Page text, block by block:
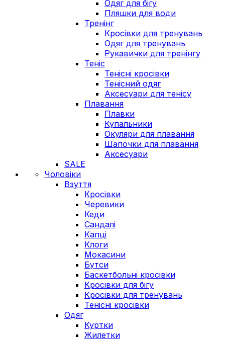
Одяг для бігу
Пляшки для води
Тренінг
Кросівки для тренувань
Одяг для тренувань
Рукавички для тренінгу
Теніс
Тенісні кросівки
Тенісний одяг
Аксесуари для тенісу
Плавання
Плавки
Купальники
Окуляри для плавання
Шапочки для плавання
Аксесуари
SALE
Чоловіки
Взуття
Кросівки
Черевики
Кеди
Сандалі
Капці
Клоги
Мокасини
Бутси
Баскетбольні кросівки
Кросівки для бігу
Кросівки для тренувань
Тенісні кросівки
Одяг
Куртки
Жилетки